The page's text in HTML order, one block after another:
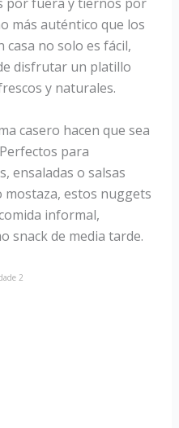
más auténtico que los
no solo es fácil,
disfrutar un platillo
y naturales.
casero hacen que sea
para
ensaladas o salsas
mostaza, estos nuggets
informal,
snack de media tarde.
2